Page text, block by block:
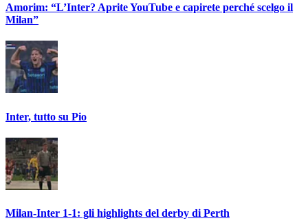
Amorim: “L’Inter? Aprite YouTube e capirete perché scelgo il
Milan”
Inter, tutto su Pio
Milan-Inter 1-1: gli highlights del derby di Perth